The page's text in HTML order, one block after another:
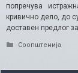
попречува
кривично дело, до
доставен предлог
Categories
Соопштенија